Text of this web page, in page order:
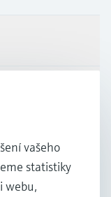
vašeho
statistiky
webu,